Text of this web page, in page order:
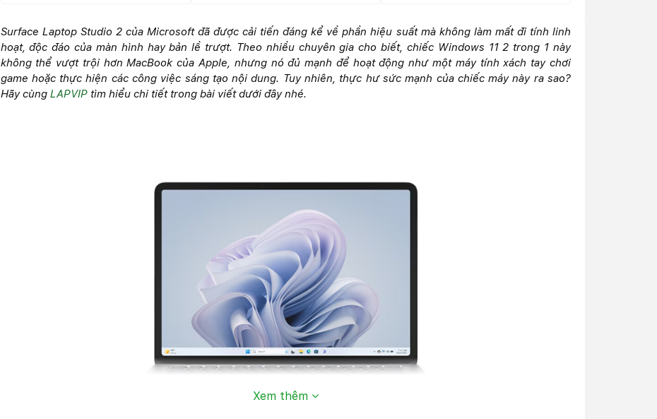
Surface Laptop Studio 2 của Microsoft đã được cải tiến đáng kể về phần hiệu suất mà không làm mất đi tính linh
hoạt, độc đáo của màn hình hay bản lề trượt. Theo nhiều chuyên gia cho biết, chiếc Windows 11 2 trong 1 này
không thể vượt trội hơn MacBook của Apple, nhưng nó đủ mạnh để hoạt động như một máy tính xách tay chơi
game hoặc thực hiện các công việc sáng tạo nội dung. Tuy nhiên, thực hư sức mạnh của chiếc máy này ra sao?
Hãy cùng LAPVIPtìm hiểu chi tiết trong bài viết dưới đây nhé.
Xem thêm